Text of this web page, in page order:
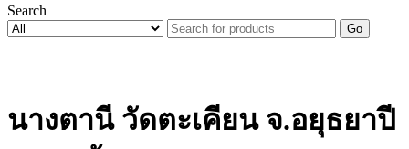
Search
Go
นางตานี วัดตะเคียน จ.อยุธยาปี